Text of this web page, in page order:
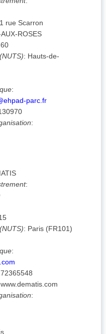
1 rue Scarron
ROSES
: Hauts-de-
:
parc.fr
:
:
: Paris (FR101)
:
www.dematis.com
: